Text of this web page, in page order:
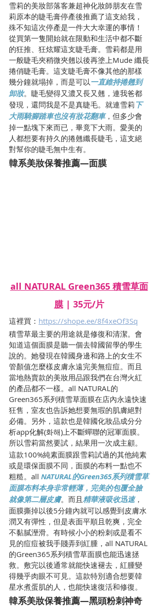
雪莉的美妝部落客兼超神化妝師朋友在雪
莉原本的睫毛膏停產後推薦了這支給我，
殊不知這次停產是一件大大幸運的事情！
從買第一隻開始就在限動和生活中都不斷
的狂推、狂炫耀這支睫毛膏。雪莉都是用
一般睫毛夾稍微夾翹以後再塗上Mude 纖長
捲俏睫毛膏。這支睫毛膏不像其他的那樣
幾分鐘就塌掉，而是可以一直維持捲翹到
卸妝。睫毛變得又濃又長又翹，連我爸都
發現，還問我是不是真睫毛。就連雪莉下
大雨騎腳踏車也沒有妝花翻車，但多少會
掉一點塊下來而已，畢竟下大雨。愛美的
人都想要有持久的捲翹纖長睫毛，這支絕
對幫你的睫毛無中生有。
韓系美妝保養推薦—面膜
all NATURAL Green365 積雪草面
膜 | 35元/片
這裡買： https://shope.ee/8f4xeOf3Sq
積雪草最主要的用途就是修復和清潔。會
知道這個面膜是聽一個去韓國留學的學生
說的。她發現在韓國身邊和路上的女生不
管顏值怎麼樣皮膚永遠完美無痘痘。而且
當地熱賣款的美妝用品跟我們在台灣火紅
的產品都不一樣。all NATURAL的
Green365系列積雪草面膜在店內永遠快速
狂售，室友也告訴她想要無瑕的肌膚絕對
必備。另外，這款也是韓國化妝品成分分
析app化解(화해)上不斷蟬聯的冠軍面膜。
所以雪莉當然要試，結果用一次成主顧。
這款100%純素面膜跟雪莉試過的其他純素
或是環保面膜不同，面膜的布料一點也不
粗糙。all NATURAL的Green365系列積雪草
面膜布料本身非常輕薄，完美的包覆全臉
就像第二層皮膚。而且精華液吸收迅速，
面膜撕掉以後5分鐘內就可以感覺到皮膚水
潤又有彈性，但是表面平順且乾爽，完全
不黏膩溼滑。有時候小小的粉刺或是看不
見的痘痘被我手賤弄到紅腫，all NATURAL
的Green365系列積雪草面膜也能迅速拯
救。敷完以後通常就能快速褪去，紅腫變
得幾乎肉眼不可見。這款特別適合想要韓
星水煮蛋肌的人，也能快速復活和修復。
韓系美妝保養推薦—黑頭粉刺神奇